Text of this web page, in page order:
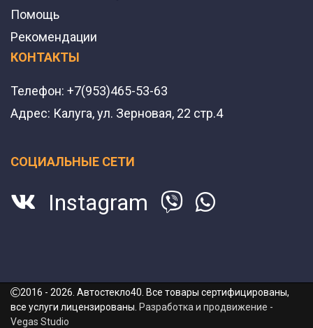
Помощь
Рекомендации
КОНТАКТЫ
Телефон: +7(953)465-53-63
Адрес: Калуга, ул. Зерновая, 22 стр.4
СОЦИАЛЬНЫЕ СЕТИ
Instagram
2016 - 2026. Автостекло40. Все товары сертифицированы,
все услуги лицензированы. Разработка и продвижение -
Vegas Studio